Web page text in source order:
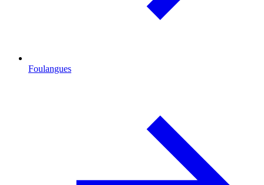
Foulangues